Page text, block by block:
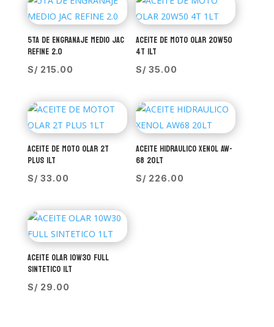
5TA DE ENGRANAJE MEDIO JAC
REFINE 2.0
S/ 215.00
ACEITE DE MOTO OLAR 20W50
4T 1LT
S/ 35.00
ACEITE DE MOTO OLAR 2T
PLUS 1LT
S/ 33.00
ACEITE HIDRAULICO XENOL AW-
68 20LT
S/ 226.00
ACEITE OLAR 10W30 FULL
SINTETICO 1LT
S/ 29.00